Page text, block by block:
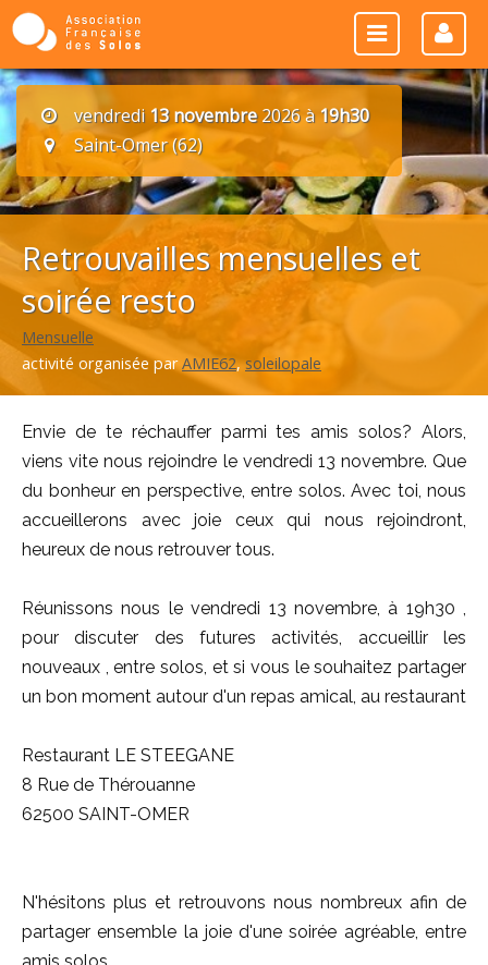
vendredi13 novembre2026 à 19h30
Saint-Omer (62)
Retrouvailles mensuelles et
soirée resto
Mensuelle
activité organisée parAMIE62,soleilopale
Envie de te réchauffer parmi tes amis solos? Alors,
viens vite nous rejoindre le vendredi 13 novembre. Que
du bonheur en perspective, entre solos. Avec toi, nous
accueillerons avec joie ceux qui nous rejoindront,
heureux de nous retrouver tous.
Réunissons nous le vendredi 13 novembre, à 19h30 ,
pour discuter des futures activités, accueillir les
nouveaux , entre solos, et si vous le souhaitez partager
un bon moment autour d'un repas amical, au restaurant
Restaurant LE STEEGANE
8 Rue de Thérouanne
62500 SAINT-OMER
N'hésitons plus et retrouvons nous nombreux afin de
partager ensemble la joie d'une soirée agréable, entre